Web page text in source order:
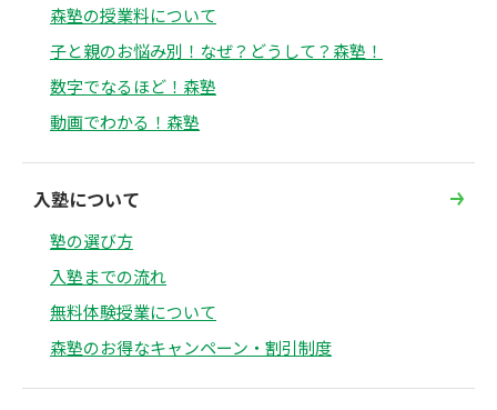
森塾の授業料について
子と親のお悩み別！なぜ？どうして？森塾！
数字でなるほど！森塾
動画でわかる！森塾
入塾について
塾の選び方
入塾までの流れ
無料体験授業について
森塾のお得なキャンペーン・割引制度